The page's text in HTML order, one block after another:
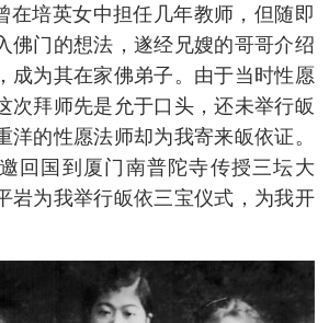
在培英女中担任几年教师，但随即
佛门的想法，遂经兄嫂的哥哥介绍
成为其在家佛弟子。由于当时性愿
次拜师先是允于口头，还未举行皈
洋的性愿法师却为我寄来皈依证。
回国到厦门南普陀寺传授三坛大
岩为我举行皈依三宝仪式，为我开